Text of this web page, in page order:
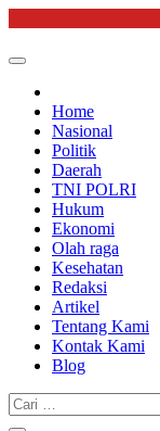
content
Home
Nasional
Politik
Daerah
TNI POLRI
Hukum
Ekonomi
Olah raga
Kesehatan
Redaksi
Artikel
Tentang Kami
Kontak Kami
Blog
Cari
untuk: